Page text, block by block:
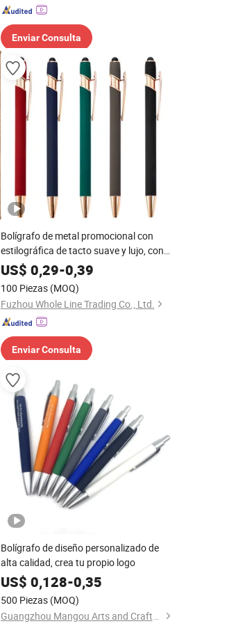
Enviar Consulta
Bolígrafo de metal promocional con
estilográfica de tacto suave y lujo, con
trim de oro rosa, para regalo corporativo
US$ 0,29-0,39
100 Piezas (MOQ)
Fuzhou Whole Line Trading Co., Ltd.
Enviar Consulta
Bolígrafo de diseño personalizado de
alta calidad, crea tu propio logo
US$ 0,128-0,35
500 Piezas (MOQ)
Guangzhou Mangou Arts and Crafts Co., Ltd.